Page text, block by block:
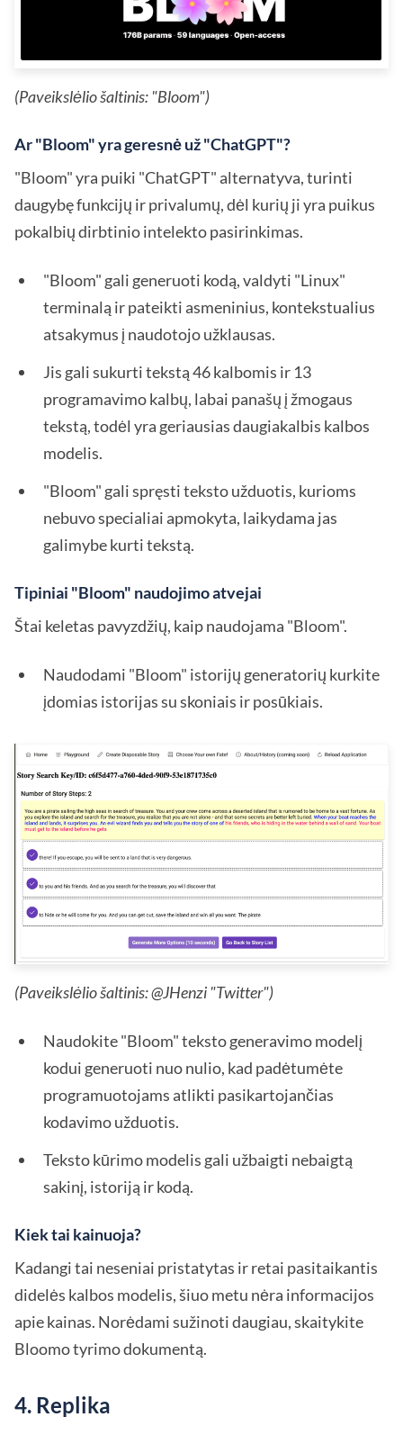
(Paveikslėlio šaltinis: "Bloom")
Ar "Bloom" yra geresnė už "ChatGPT"?
"Bloom" yra puiki "ChatGPT" alternatyva, turinti
daugybę funkcijų ir privalumų, dėl kurių ji yra puikus
pokalbių dirbtinio intelekto pasirinkimas.
"Bloom" gali generuoti kodą, valdyti "Linux"
terminalą ir pateikti asmeninius, kontekstualius
atsakymus į naudotojo užklausas.
Jis gali sukurti tekstą 46 kalbomis ir 13
programavimo kalbų, labai panašų į žmogaus
tekstą, todėl yra geriausias daugiakalbis kalbos
modelis.
"Bloom" gali spręsti teksto užduotis, kurioms
nebuvo specialiai apmokyta, laikydama jas
galimybe kurti tekstą.
Tipiniai "Bloom" naudojimo atvejai
Štai keletas pavyzdžių, kaip naudojama "Bloom".
Naudodami "Bloom" istorijų generatorių kurkite
įdomias istorijas su skoniais ir posūkiais.
(Paveikslėlio šaltinis: @JHenzi "Twitter")
Naudokite "Bloom" teksto generavimo modelį
kodui generuoti nuo nulio, kad padėtumėte
programuotojams atlikti pasikartojančias
kodavimo užduotis.
Teksto kūrimo modelis gali užbaigti nebaigtą
sakinį, istoriją ir kodą.
Kiek tai kainuoja?
Kadangi tai neseniai pristatytas ir retai pasitaikantis
didelės kalbos modelis, šiuo metu nėra informacijos
apie kainas. Norėdami sužinoti daugiau, skaitykite
Bloomo tyrimo dokumentą.
4. Replika